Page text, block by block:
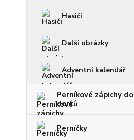
Hasiči
Další obrázky
Adventní kalendář
Perníkové zápichy do
dortů
Perníčky